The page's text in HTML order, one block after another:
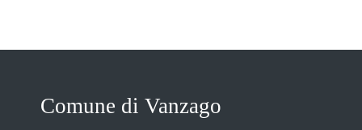
Comune di Vanzago